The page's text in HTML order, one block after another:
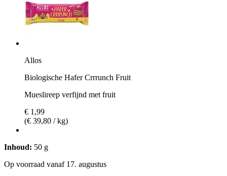
Allos
Biologische Hafer Crrrunch Fruit
Mueslireep verfijnd met fruit
€ 1,99
(€ 39,80 / kg)
Inhoud: 50 g
Op voorraad vanaf 17. augustus